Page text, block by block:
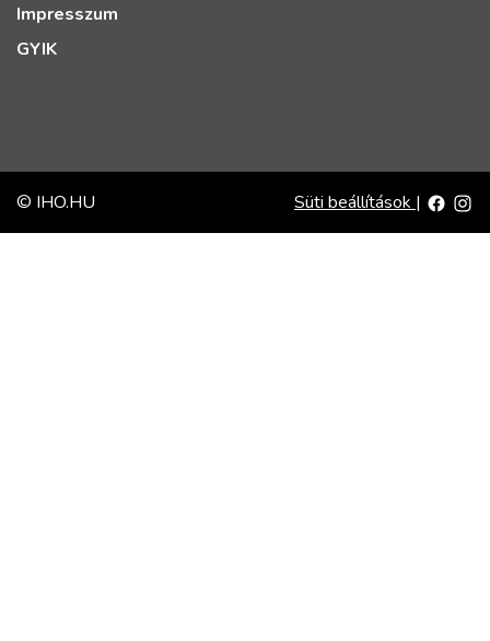
Impresszum
GYIK
© IHO.HU Süti beállítások |